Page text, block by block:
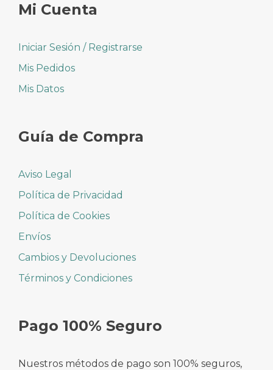
Mi Cuenta
Iniciar Sesión / Registrarse
Mis Pedidos
Mis Datos
Guía de Compra
Aviso Legal
Política de Privacidad
Política de Cookies
Envíos
Cambios y Devoluciones
Términos y Condiciones
Pago 100% Seguro
Nuestros métodos de pago son 100% seguros,